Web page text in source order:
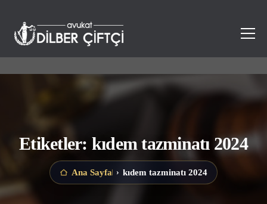
Etiketler: kıdem tazminatı 2024
Ana Sayfa › kıdem tazminatı 2024